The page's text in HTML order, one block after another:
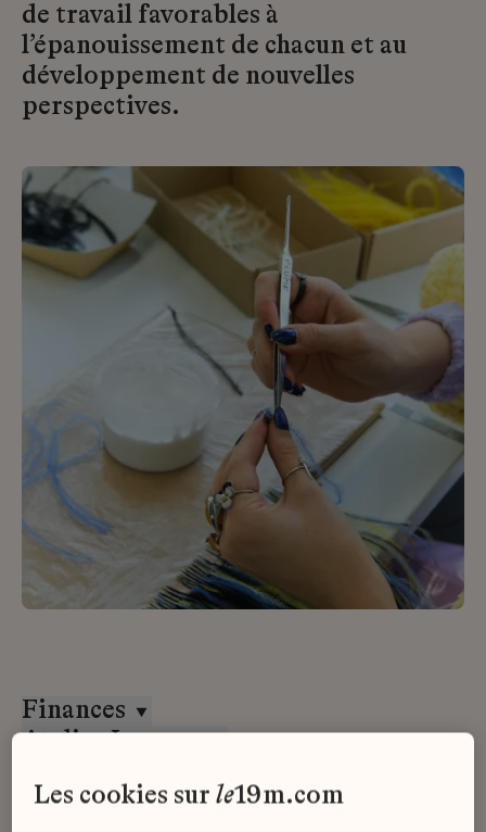
de travail favorables à
l’épanouissement de chacun et au
développement de nouvelles
perspectives.
Finances
Atelier Lognon
les cookies surle19m.com